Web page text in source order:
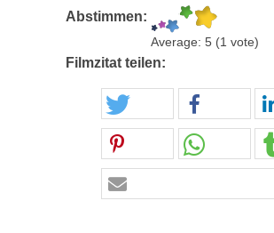
Abstimmen:
Average: 5 (1 vote)
Filmzitat teilen: